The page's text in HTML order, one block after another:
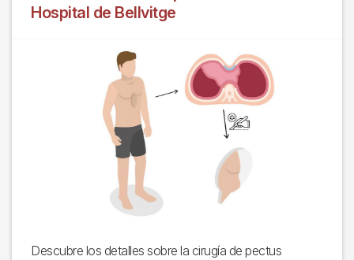
Hospital de Bellvitge
Descubre los detalles sobre la cirugía de pectus